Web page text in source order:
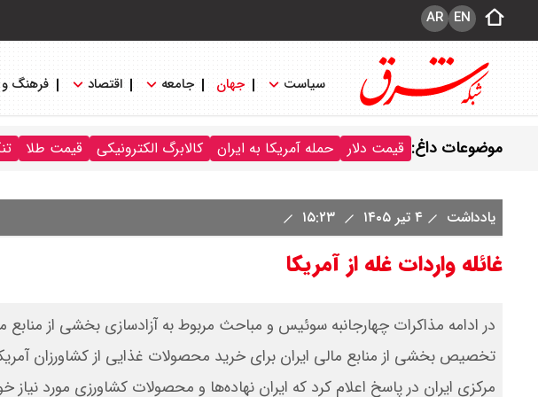
EN
AR
سیاست جهان جامعه اقتصاد فرهنگ و
موضوعات داغ: قیمت دلار حمله آمریکا به ایران کالابرگ الکترونیکی قیمت طلا
یادداشت ۴ تیر ۱۴۰۵
غائله واردات غله از آمریکا
در ادامه مذاکرات چهارجانبه سوئیس و مباحث مربوط به آزادسازی بخشی از منابع
تخصیص بخشی از منابع مالی ایران برای خرید محصولات غذایی از کشاورزان
مرکزی ایران در پاسخ اعلام کرد که ایران نهاده‌ها و محصولات کشاورزی مورد